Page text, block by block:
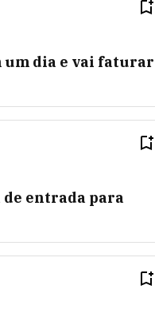
um dia e vai faturar
de entrada para